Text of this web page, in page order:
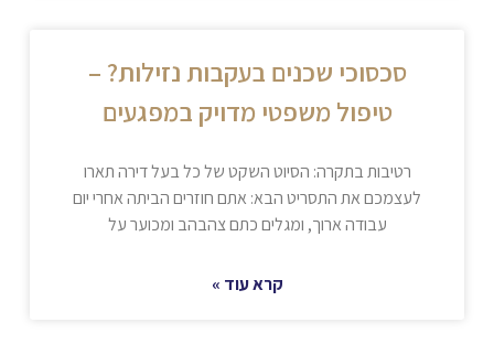
סכסוכי שכנים בעקבות נזילות? –
טיפול משפטי מדויק במפגעים
רטיבות בתקרה: הסיוט השקט של כל בעל דירה תארו
לעצמכם את התסריט הבא: אתם חוזרים הביתה אחרי יום
עבודה ארוך, ומגלים כתם צהבהב ומכוער על
קרא עוד »